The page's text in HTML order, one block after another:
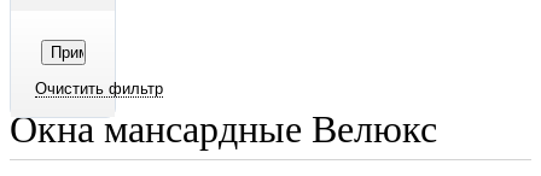
Окна мансардные Велюкс